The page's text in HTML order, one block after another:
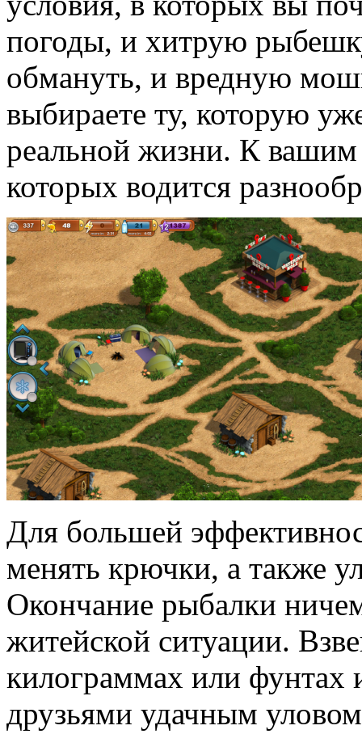
погоды, и хитрую
обмануть, и вредную
выбираете ту, которую
реальной жизни. К вашим
которых водится
Для большей
менять крючки, а также
Окончание рыбалки
житейской ситуации.
килограммах или фунтах
друзьями удачным